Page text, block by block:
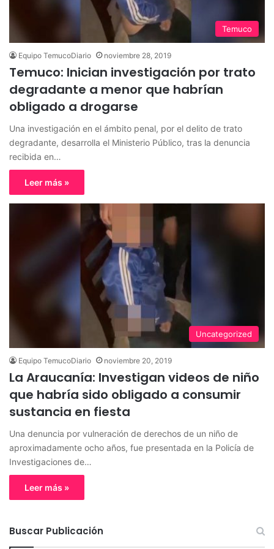
Temuco
Equipo TemucoDiario noviembre 28, 2019
Temuco: Inician investigación por trato
degradante a menor que habrían
obligado a drogarse
Una investigación en el ámbito penal, por el delito de trato
degradante, desarrolla el Ministerio Público, tras la denuncia
recibida en…
Leer más »
Uncategorized
Equipo TemucoDiario noviembre 20, 2019
La Araucanía: Investigan videos de niño
que habría sido obligado a consumir
sustancia en fiesta
Una denuncia por vulneración de derechos de un niño de
aproximadamente ocho años, fue presentada en la Policía de
Investigaciones de…
Leer más »
Buscar Publicación